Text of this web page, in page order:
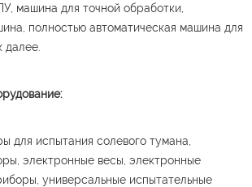
машина для точной обработки,
полностью автоматическая машина для
далее.
для испытания солевого тумана,
электронные весы, электронные
универсальные испытательные